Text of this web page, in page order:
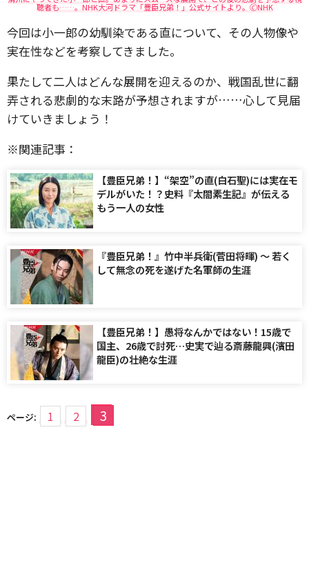
聴者も……。NHK大河ドラマ「豊臣兄弟！」公式サイトより。🄫NHK
今回は小一郎の幼馴染である直について、その人物像や
実在性などを考察してきました。
果たして二人はどんな展開を迎えるのか、戦国乱世に翻
弄される悲劇的な末路が予想されますが……心して見届
けていきましょう！
※関連記事：
【豊臣兄弟！】“架空”の直(白石聖)には実在モ
デルがいた！？史料『太閤素生記』が伝える
もう一人の女性
『豊臣兄弟！』竹中半兵衛(菅田将暉) 〜 若く
して無念の死を遂げた名軍師の生涯
【豊臣兄弟！】愚将なんかではない！15歳で
国主、26歳で討死…史実で辿る斎藤龍興(濱田
龍臣)の壮絶な生涯
ページ: 1 2 3